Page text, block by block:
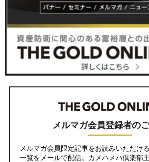
メルマガ会員登録者の
メルマガ会員限定記事をお読みいただけ
一覧をメールで配信。カメハメハ倶楽部